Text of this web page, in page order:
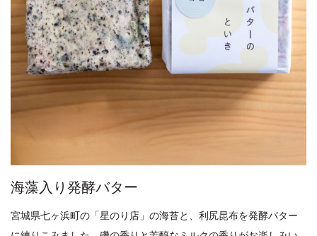
海藻入り発酵バター
宮城県七ヶ浜町の「星のり店」の海苔と、利尻昆布を発酵バター